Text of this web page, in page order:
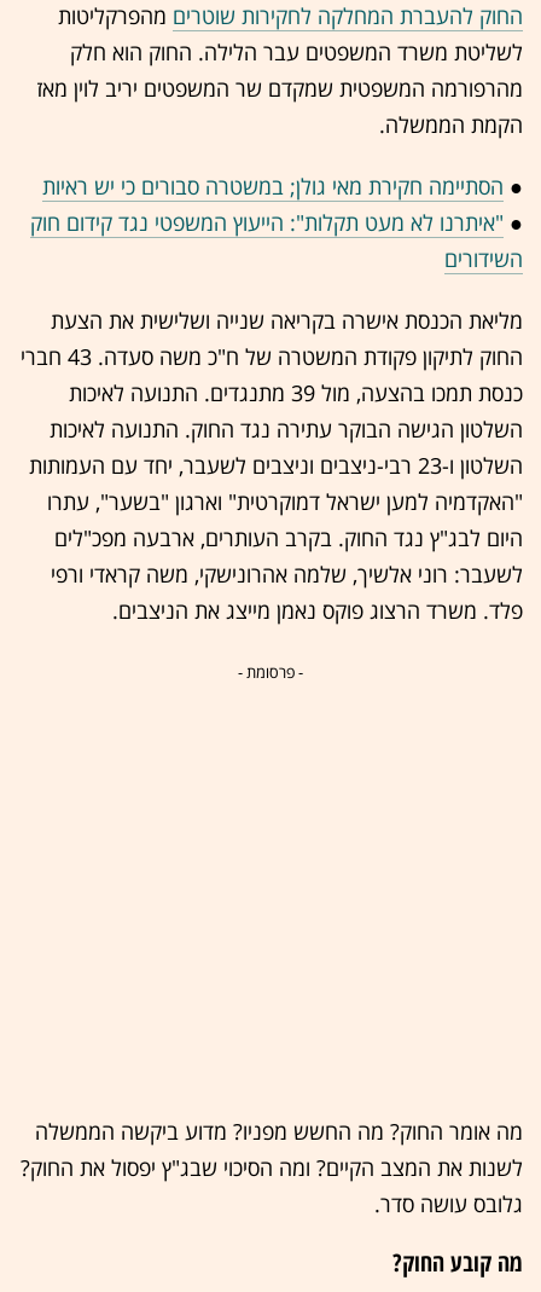
החוק להעברת המחלקה לחקירות שוטרים מהפרקליטות
לשליטת משרד המשפטים עבר הלילה. החוק הוא חלק
מהרפורמה המשפטית שמקדם שר המשפטים יריב לוין מאז
הקמת הממשלה.
● הסתיימה חקירת מאי גולן; במשטרה סבורים כי יש ראיות
● "איתרנו לא מעט תקלות": הייעוץ המשפטי נגד קידום חוק
השידורים
מליאת הכנסת אישרה בקריאה שנייה ושלישית את הצעת
החוק לתיקון פקודת המשטרה של ח"כ משה סעדה. 43 חברי
כנסת תמכו בהצעה, מול 39 מתנגדים. התנועה לאיכות
השלטון הגישה הבוקר עתירה נגד החוק. התנועה לאיכות
השלטון ו-23 רבי-ניצבים וניצבים לשעבר, יחד עם העמותות
"האקדמיה למען ישראל דמוקרטית" וארגון "בשער", עתרו
היום לבג"ץ נגד החוק. בקרב העותרים, ארבעה מפכ"לים
לשעבר: רוני אלשיך, שלמה אהרונישקי, משה קראדי ורפי
פלד. משרד הרצוג פוקס נאמן מייצג את הניצבים.
- פרסומת -
מה אומר החוק? מה החשש מפניו? מדוע ביקשה הממשלה
לשנות את המצב הקיים? ומה הסיכוי שבג"ץ יפסול את החוק?
גלובס עושה סדר.
מה קובע החוק?